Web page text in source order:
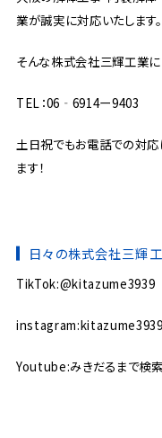
業が誠実に対応いたします。
そんな株式会社三輝工
TEL：06‐6914ー9403
土日祝でもお電話での対応
ます！
日々の株式会社三輝
TikTok:@kitazume3939
instagram:kitazume3939
Youtube:みきだるまで検索